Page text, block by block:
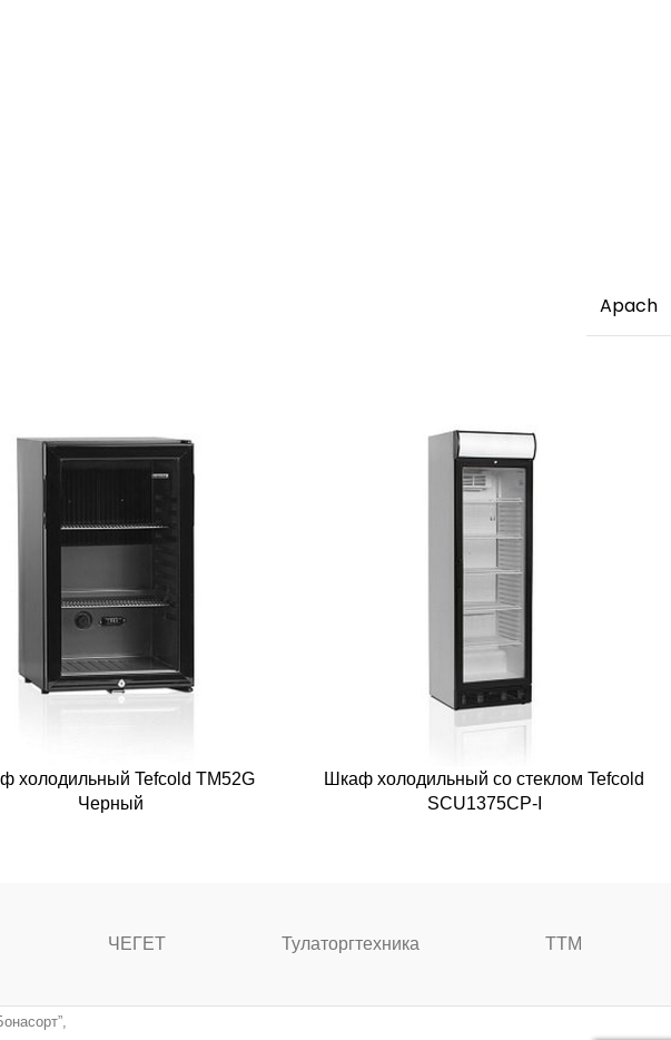
Apach
холодильный Tefcold TM52G
Черный
Шкаф холодильный со стеклом Tefcold
SCU1375CP-I
ЧЕГЕТ Тулаторгтехника ТТМ